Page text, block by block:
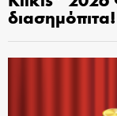
διασημόπιτα!